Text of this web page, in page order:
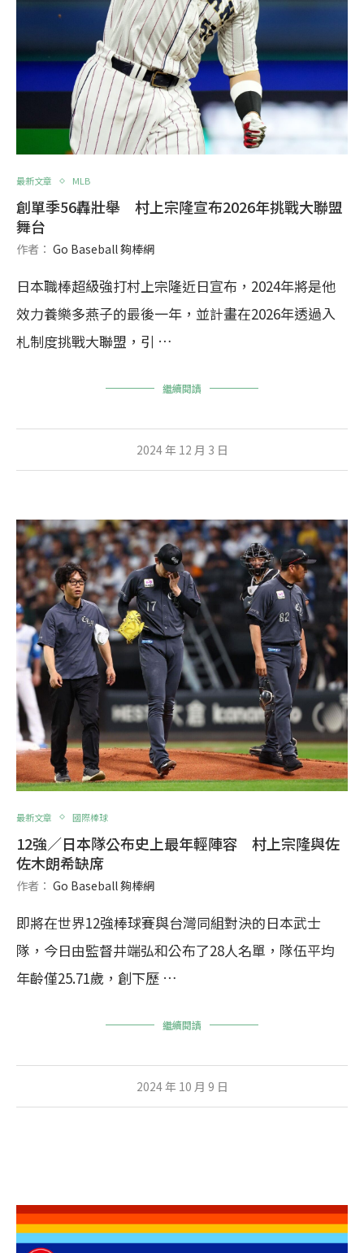
最新文章 MLB
創單季56轟壯舉 村上宗隆宣布2026年挑戰大聯盟
舞台
作者： Go Baseball 夠棒網
日本職棒超級強打村上宗隆近日宣布，2024年將是他
效力養樂多燕子的最後一年，並計畫在2026年透過入
札制度挑戰大聯盟，引 …
繼續閱讀
2024 年 12 月 3 日
最新文章 國際棒球
12強／日本隊公布史上最年輕陣容 村上宗隆與佐
佐木朗希缺席
作者： Go Baseball 夠棒網
即將在世界12強棒球賽與台灣同組對決的日本武士
隊，今日由監督井端弘和公布了28人名單，隊伍平均
年齡僅25.71歲，創下歷 …
繼續閱讀
2024 年 10 月 9 日